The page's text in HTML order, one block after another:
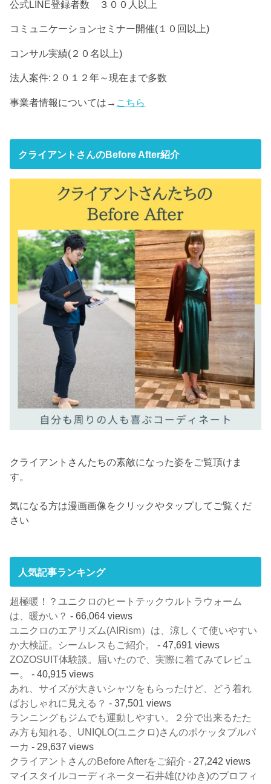
公式LINE登録者数 ３００人以上
コミュニケーションセミナー開催(１０回以上)
コンサル実績(２０名以上)
法人案件:２０１２年～現在まで多数
事業者情報については→ こちら
クライアントさんのBefore After紹介
クライアントさんたちの素敵になった姿をご覧頂けま
す。
気になる方は漫画画像をクリックやタップしてご覧くだ
さい
人気記事ランキング
超極暖！？ユニクロのヒートテックウルトラウォーム
は、暖かい？ - 66,064 views
ユニクロのエアリズム(AIRism）は、涼しくて使いやすい
か大検証。シームレスもご紹介。
- 47,691 views
ZOZOSUIT体験談。届いたので、実際に着てみてレビュ
ー。
- 40,915 views
あれ、サイズが大きいシャツをもらったけど、どう着れ
ばおしゃれに見える？ - 37,501 views
ランニングもジムでも運動しやすい。２分で出来るたた
み方も知れる、UNIQLO(ユニクロ)さんのポケッタブルパ
ーカ - 29,637 views
クライアントさんのBefore Afterをご紹介 - 27,242 views
マイスタイルコーディネーター石井雄(ひゆき)のプロフィ